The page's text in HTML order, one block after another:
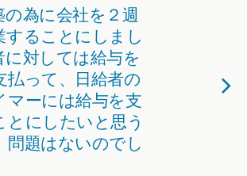
為に会社を２週
することにしまし
に対しては給与を
払って、日給者の
マーには給与を支
とにしたいと思う
問題はないのでし